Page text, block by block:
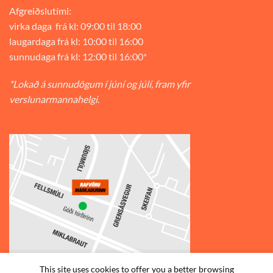
Afgreiðslutími:
virka daga frá kl: 09:00 til 18:00
laugardaga frá kl: 10:00 til 16:00
sunnudaga frá kl: 12:00 til 16:00*
*Lokað á sunnudögum í júní og júlí, fram yfir
verslunarmannahelgi.
This site uses cookies to offer you a better browsing